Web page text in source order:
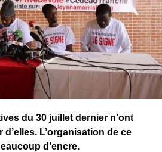
du 30 juillet dernier n’ont
L’organisation de ce
d’encre.